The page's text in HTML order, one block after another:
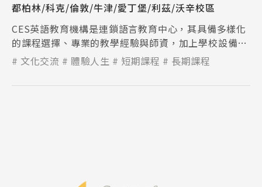
Program
SEC 知識庫
都柏林/科克/倫敦/牛津/愛丁堡/利茲/沃辛校區
CES英語教育機構是連鎖語言教育中心，其具備多樣化
的課程選擇、專業的教學經驗與師資，加上學校設備新
穎充足，讓學生能在舒適輕鬆的環境下學習。
文化交流 體驗人生 短期課程 長期課程